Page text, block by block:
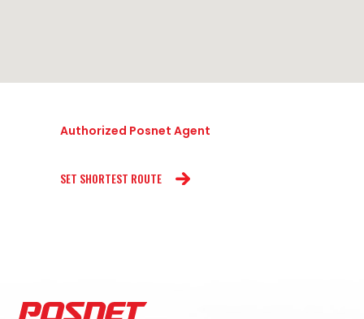
Authorized Posnet Agent
SET SHORTEST ROUTE